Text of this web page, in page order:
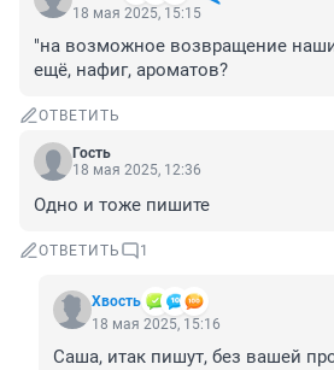
18 мая 2025, 15:15
"на возможное возвращение
ещё, нафиг, ароматов?
ОТВЕТИТЬ
Гость
18 мая 2025, 12:36
Одно и тоже пишите
ОТВЕТИТЬ 1
Хвость
18 мая 2025, 15:16
Саша, итак пишут, без вашей